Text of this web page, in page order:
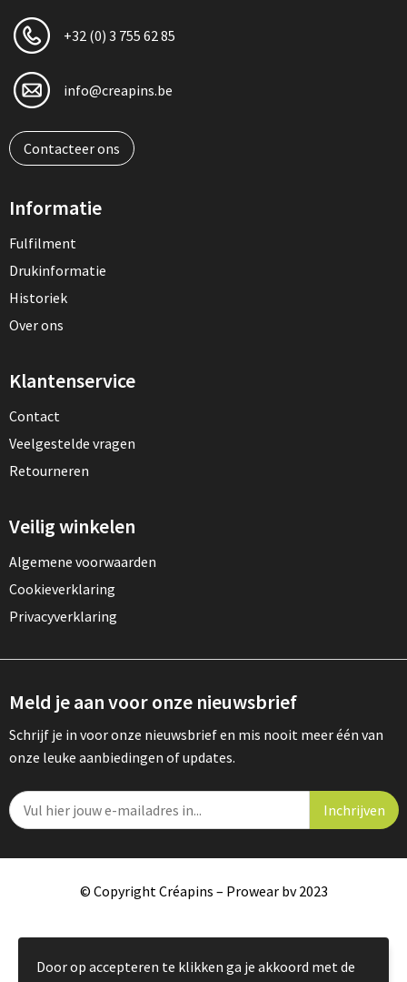
+32 (0) 3 755 62 85
info@creapins.be
Contacteer ons
Informatie
Fulfilment
Drukinformatie
Historiek
Over ons
Klantenservice
Contact
Veelgestelde vragen
Retourneren
Veilig winkelen
Algemene voorwaarden
Cookieverklaring
Privacyverklaring
Meld je aan voor onze nieuwsbrief
Schrijf je in voor onze nieuwsbrief en mis nooit meer één van
onze leuke aanbiedingen of updates.
© Copyright Créapins – Prowear bv 2023
Door op accepteren te klikken ga je akkoord met de